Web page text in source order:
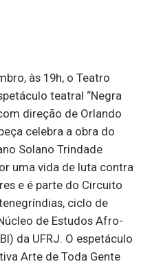
às 19h, o Teatro
teatral “Negra
direção de Orlando
celebra a obra do
Solano Trindade
uma vida de luta contra
e é parte do Circuito
ciclo de
de Estudos Afro-
da UFRJ. O espetáculo
Arte de Toda Gente